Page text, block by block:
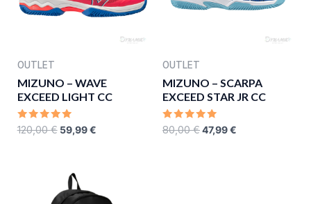
OUTLET
MIZUNO – WAVE
EXCEED LIGHT CC
RATED
0
120,00€ 59,99€
OUTLET
MIZUNO – SCARPA
EXCEED STAR JR CC
RATED
0
80,00€47,99€